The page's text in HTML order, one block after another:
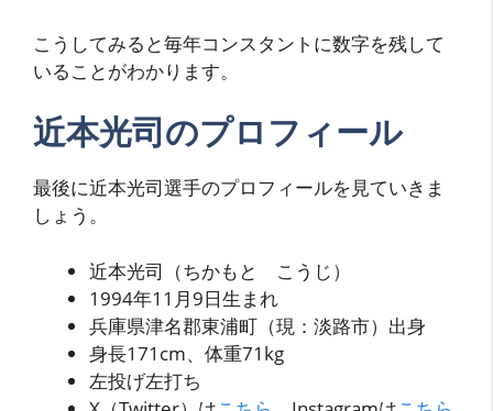
こうしてみると毎年コンスタントに数字を残して
いることがわかります。
近本光司のプロフィール
最後に近本光司選手のプロフィールを見ていきま
しょう。
近本光司（ちかもと こうじ）
1994年11月9日生まれ
兵庫県津名郡東浦町（現：淡路市）出身
身長171cm、体重71kg
左投げ左打ち